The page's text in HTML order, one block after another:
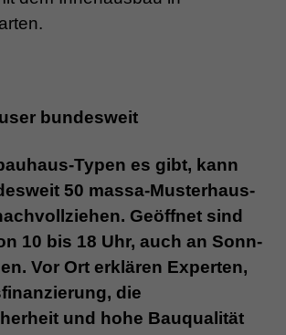
bundesweit
Typen es gibt, kann
50 massa-Musterhaus-
Geöffnet sind
10 bis 18 Uhr, auch an Sonn-
Vor Ort erklären Experten,
die
und hohe Bauqualität